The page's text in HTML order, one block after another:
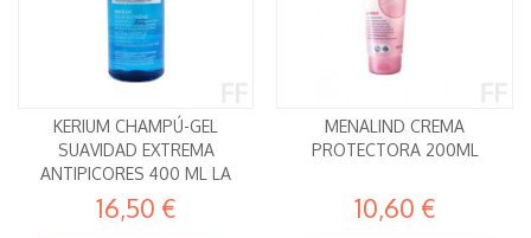
KERIUM CHAMPÚ-GEL
SUAVIDAD EXTREMA
ANTIPICORES 400 ML LA
ROCHE POSAY
16,50 €
MENALIND CREMA
PROTECTORA 200ML
10,60 €